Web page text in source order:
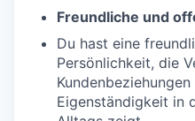
Freundliche und
Du hast eine
Persönlichkeit, die
Eigenständigkeit in